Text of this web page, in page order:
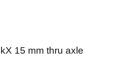
15 mm thru axle